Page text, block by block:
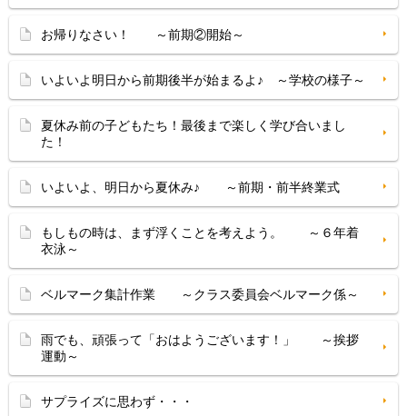
お帰りなさい！ ～前期②開始～
いよいよ明日から前期後半が始まるよ♪ ～学校の様子～
夏休み前の子どもたち！最後まで楽しく学び合いまし
た！
いよいよ、明日から夏休み♪ ～前期・前半終業式
もしもの時は、まず浮くことを考えよう。 ～６年着
衣泳～
ベルマーク集計作業 ～クラス委員会ベルマーク係～
雨でも、頑張って「おはようございます！」 ～挨拶
運動～
サプライズに思わず・・・